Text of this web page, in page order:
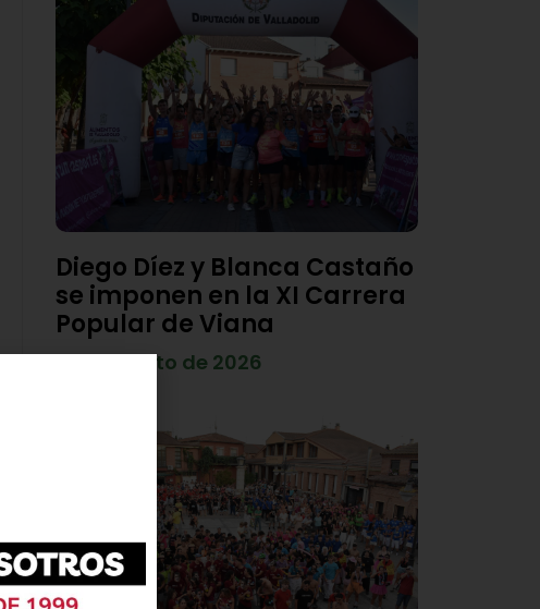
Diego Díez y Blanca Castaño
se imponen en la XI Carrera
Popular de Viana
4 de agosto de 2026